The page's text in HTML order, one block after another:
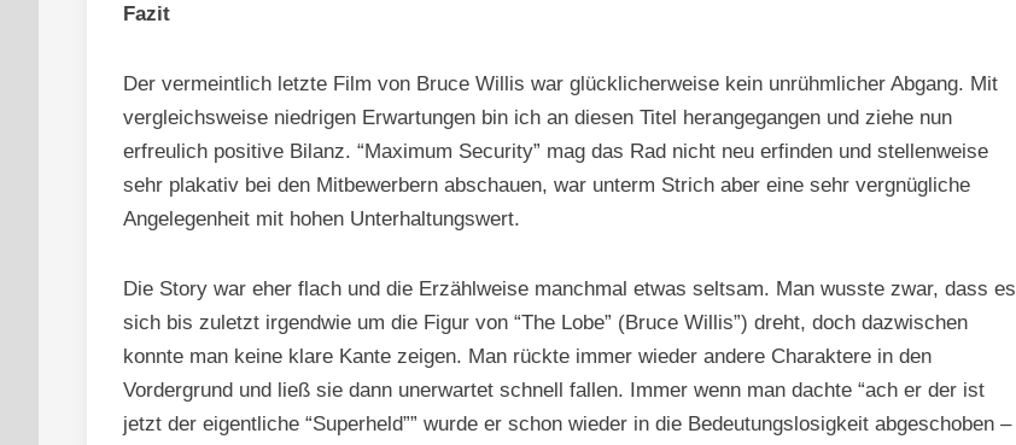
Fazit
Der vermeintlich letzte Film von Bruce Willis war glücklicherweise kein unrühmlicher Abgang. Mit
vergleichsweise niedrigen Erwartungen bin ich an diesen Titel herangegangen und ziehe nun
erfreulich positive Bilanz. “Maximum Security” mag das Rad nicht neu erfinden und stellenweise
sehr plakativ bei den Mitbewerbern abschauen, war unterm Strich aber eine sehr vergnügliche
Angelegenheit mit hohen Unterhaltungswert.
Die Story war eher flach und die Erzählweise manchmal etwas seltsam. Man wusste zwar, dass es
sich bis zuletzt irgendwie um die Figur von “The Lobe” (Bruce Willis”) dreht, doch dazwischen
konnte man keine klare Kante zeigen. Man rückte immer wieder andere Charaktere in den
Vordergrund und ließ sie dann unerwartet schnell fallen. Immer wenn man dachte “ach er der ist
jetzt der eigentliche “Superheld”” wurde er schon wieder in die Bedeutungslosigkeit abgeschoben –